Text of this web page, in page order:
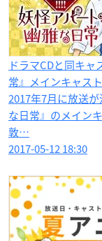
ドラマCDと同キ
常』メインキャス
2017年7月に放送
な日常』のメイン
敦…
2017-05-12 18:30